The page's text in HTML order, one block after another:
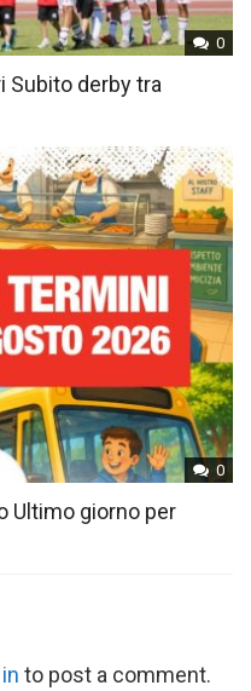
0
Subito derby tra
0
Ultimo giorno per
to post a comment.